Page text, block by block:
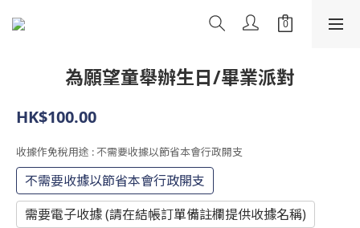
為願望童舉辦生日/畢業派對
HK$100.00
收據作免稅用途 : 不需要收據以節省本會行政開支
不需要收據以節省本會行政開支
需要電子收據 (請在結帳訂單備註欄提供收據名稱)